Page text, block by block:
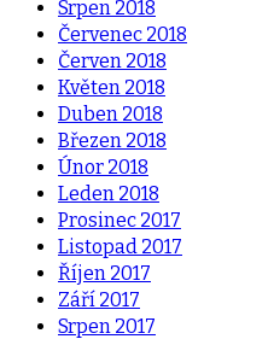
Srpen 2018
Červenec 2018
Červen 2018
Květen 2018
Duben 2018
Březen 2018
Únor 2018
Leden 2018
Prosinec 2017
Listopad 2017
Říjen 2017
Září 2017
Srpen 2017